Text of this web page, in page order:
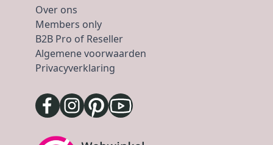
Over ons
Members only
B2B Pro of Reseller
Algemene voorwaarden
Privacyverklaring